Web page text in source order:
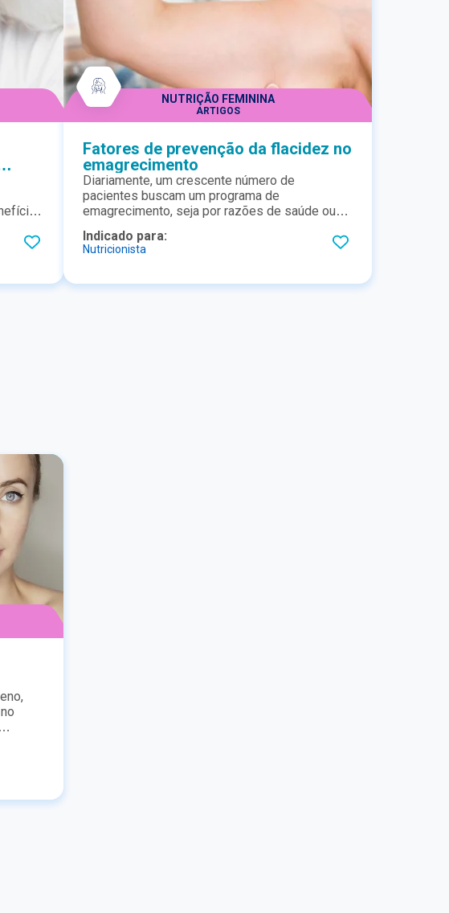
Qual
NUTRIÇÃO FEMININA
ARTIGOS
Fatores de prevenção da flacidez no
emagrecimento
Diariamente, um crescente número de
pacientes buscam um programa de
emagrecimento, seja por razões de saúde ou
peso vêm acompanhada de flacidez,
comprometendo o resultado como um todo.
emagrecimento? O tipo de dieta, exercícios ou
Indicado para:
Nutricionista
e o
e